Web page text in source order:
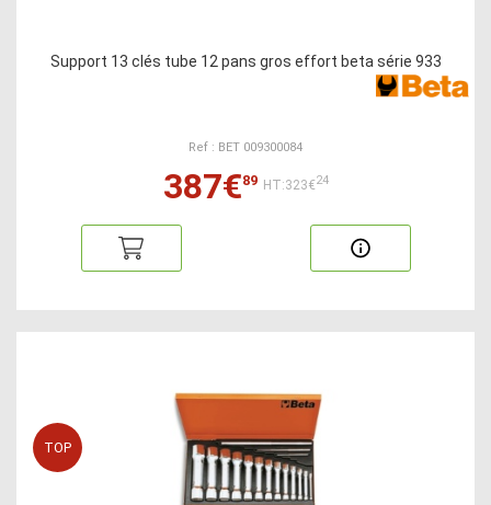
Support 13 clés tube 12 pans gros effort beta série 933
Ref : BET 009300084
387€89 HT:323€24
TOP